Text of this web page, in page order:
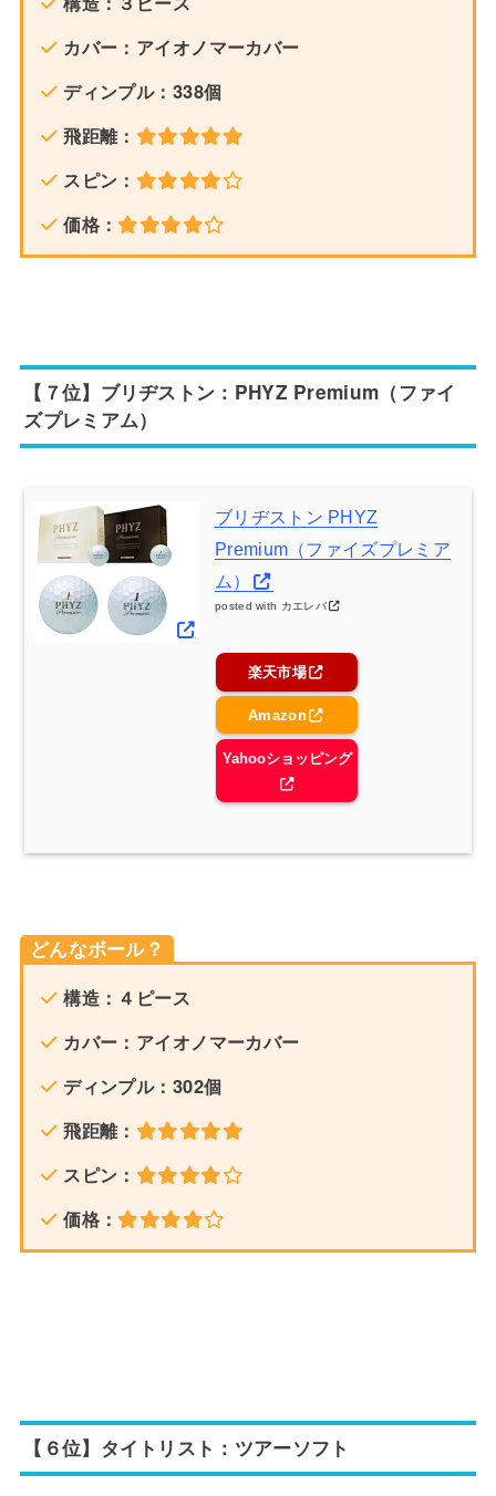
カバー：アイオノマーカバー
ディンプル：338個
飛距離：
スピン：
価格：
【７位】ブリヂストン：PHYZ Premium（ファイ
ズプレミアム）
ブリヂストン PHYZ
Premium（ファイズプレミア
ム）
posted with カエレバ
楽天市場
Amazon
Yahooショッピング
どんなボール？
構造：４ピース
カバー：アイオノマーカバー
ディンプル：302個
飛距離：
スピン：
価格：
【６位】タイトリスト：ツアーソフト